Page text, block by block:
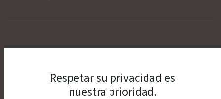
Respetar su privacidad es
nuestra prioridad.